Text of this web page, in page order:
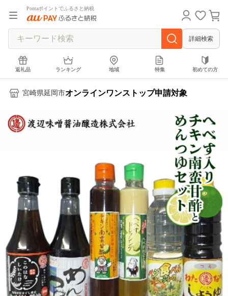
Pontaポイントでふるさと納税
詳細検索
返礼品 ランキング 地域 特集 初めての方
宮崎県延岡市オンラインワンストップ申請対象